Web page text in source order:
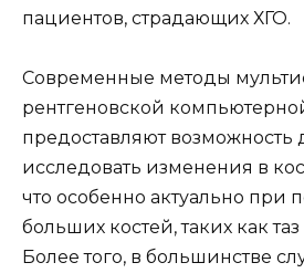
пациентов, страдающих ХГО.
Современные методы
рентгеновской
предоставляют возможность
исследовать изменения в
что особенно актуально при
больших костей, таких как
Более того, в большинстве